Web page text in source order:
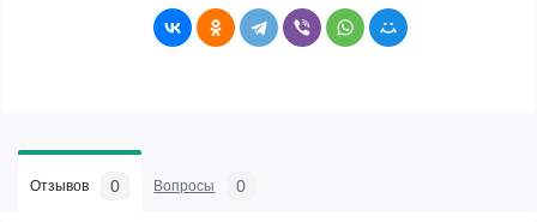
Отзывов 0 Вопросы 0